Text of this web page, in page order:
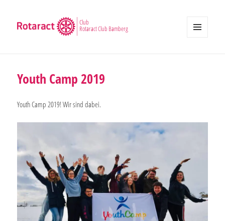
Club
Rotaract Club Bamberg
Youth Camp 2019
Youth Camp 2019! Wir sind dabei.